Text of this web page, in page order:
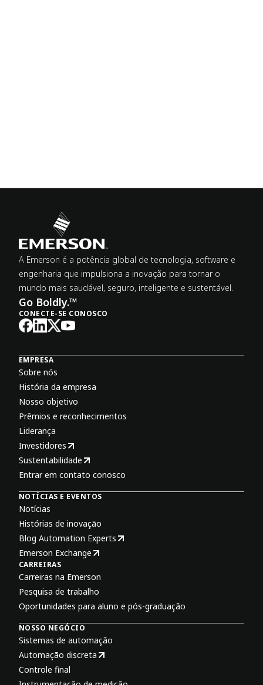
A Emerson é a potência global de tecnologia, software e
engenharia que impulsiona a inovação para tornar o
mundo mais saudável, seguro, inteligente e sustentável.
Go Boldly.™
CONECTE-SE CONOSCO
EMPRESA
Sobre nós
História da empresa
Nosso objetivo
Prêmios e reconhecimentos
Liderança
Investidores
Sustentabilidade
Entrar em contato conosco
NOTÍCIAS E EVENTOS
Notícias
Histórias de inovação
Blog Automation Experts
Emerson Exchange
CARREIRAS
Carreiras na Emerson
Pesquisa de trabalho
Oportunidades para aluno e pós-graduação
NOSSO NEGÓCIO
Sistemas de automação
Automação discreta
Controle final